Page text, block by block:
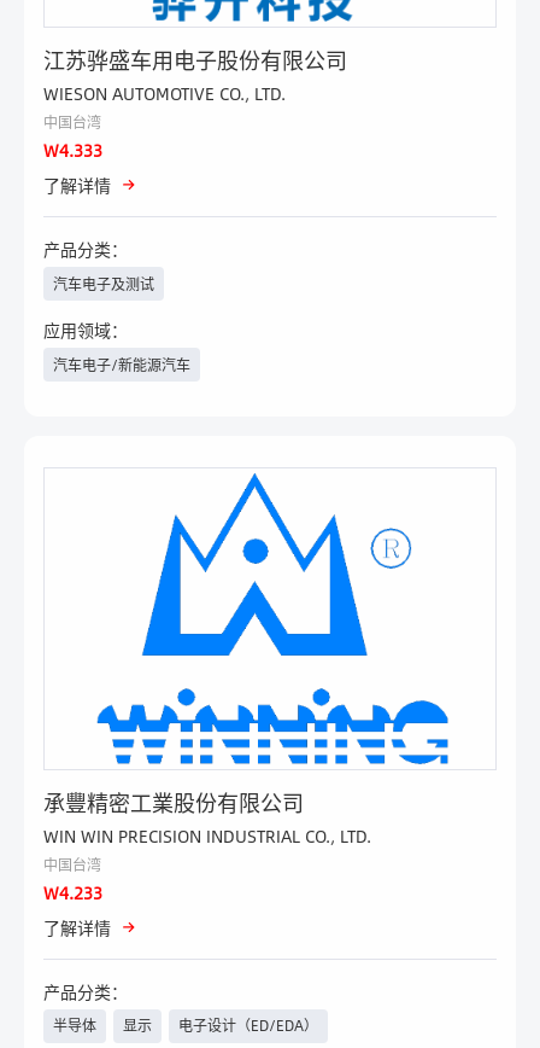
江苏骅盛车用电子股份有限公司
WIESON AUTOMOTIVE CO., LTD.
中国台湾
W4.333
了解详情
产品分类：
汽车电子及测试
应用领域：
汽车电子/新能源汽车
承豐精密工業股份有限公司
WIN WIN PRECISION INDUSTRIAL CO., LTD.
中国台湾
W4.233
了解详情
产品分类：
半导体 显示
电子设计（ED/EDA）